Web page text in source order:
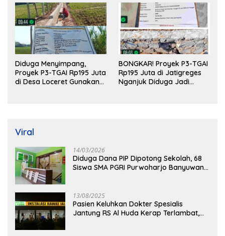
Diduga Menyimpang,
Proyek P3-TGAI Rp195 Juta
di Desa Loceret Gunakan
BONGKAR! Proyek P3-TGAI
Rp195 Juta di Jatigreges
Nganjuk Diduga Jadi
Viral
14/03/2026
Diduga Dana PIP Dipotong Sekolah, 68
Siswa SMA PGRI Purwoharjo Banyuwangi
13/08/2025
Pasien Keluhkan Dokter Spesialis
Jantung RS Al Huda Kerap Terlambat,